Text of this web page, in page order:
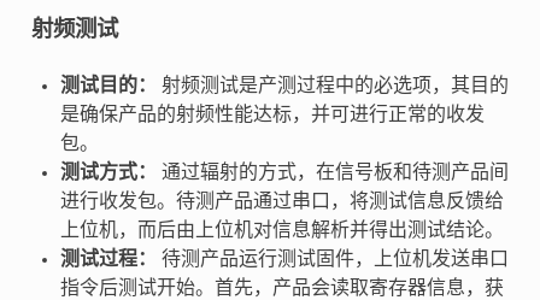
射频测试
测试目的：
射频测试是产测过程中的必选项，其目的
是确保产品的射频性能达标，并可进行正常的收发
包。
测试方式：
通过辐射的方式，在信号板和待测产品间
进行收发包。待测产品通过串口，将测试信息反馈给
上位机，而后由上位机对信息解析并得出测试结论。
测试过程：
待测产品运行测试固件，上位机发送串口
指令后测试开始。首先，产品会读取寄存器信息，获